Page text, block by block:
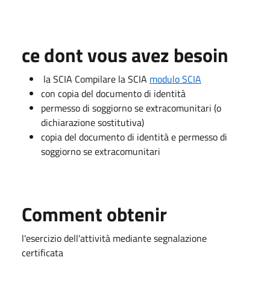
ce dont vous avez besoin
la SCIA Compilare la SCIA modulo SCIA
con copia del documento di identità
permesso di soggiorno se extracomunitari (o
dichiarazione sostitutiva)
copia del documento di identità e permesso di
soggiorno se extracomunitari
Comment obtenir
l'esercizio dell'attività mediante segnalazione
certificata